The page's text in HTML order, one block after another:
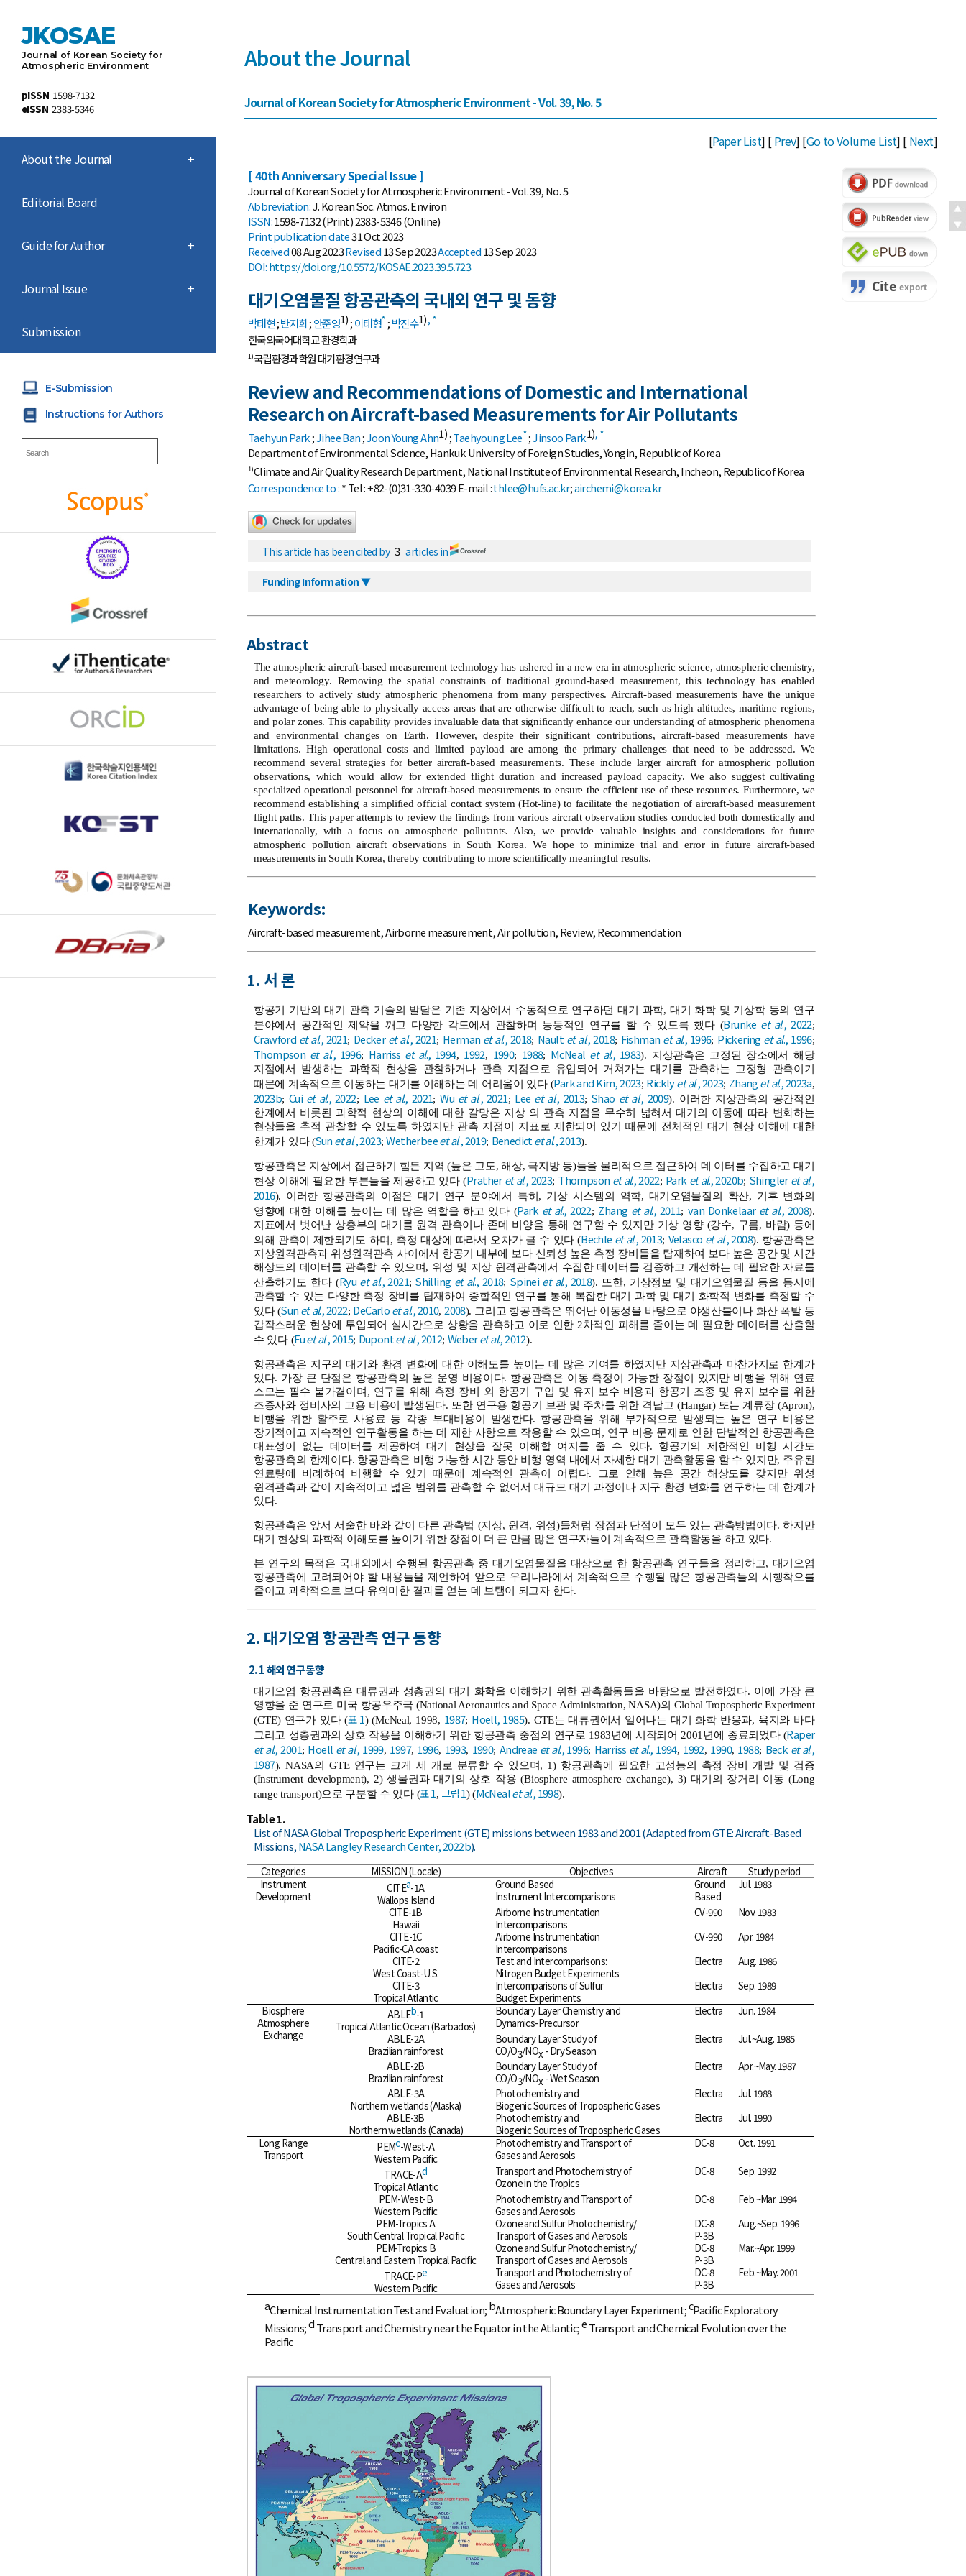
JKOSAE
Journal of Korean Society for
Atmospheric Environment
pISSN 1598-7132
eISSN 2383-5346
About the Journal +
Editorial Board
Guide for Author +
Journal Issue +
Submission
E-Submission
Instructions for Authors
About the Journal
Journal of Korean Society for Atmospheric Environment - Vol. 39, No. 5
[Paper List] [Prev] [Go to Volume List] [Next]
[ 40th Anniversary Special Issue ]
Journal of Korean Society for Atmospheric Environment - Vol. 39, No. 5
Abbreviation:J. Korean Soc. Atmos. Environ
ISSN:1598-7132 (Print) 2383-5346 (Online)
Printpublication date31 Oct 2023
Received08 Aug 2023Revised13 Sep 2023Accepted13 Sep 2023
DOI:https://doi.org/10.5572/KOSAE.2023.39.5.723
대기오염물질 항공관측의 국내외 연구 및 동향
박태현;반지희;안준영1);이태형*;박진수1),*
한국외국어대학교 환경학과
1)국립환경과학원 대기환경연구과
Review and Recommendations of Domestic and International
Research on Aircraft-based Measurements for Air Pollutants
Taehyun Park;Jihee Ban;Joon Young Ahn1);Taehyoung Lee*;Jinsoo Park1),*
Department of Environmental Science, Hankuk University of Foreign Studies, Yongin, Republic of Korea
1)Climate and Air Quality Research Department, National Institute of Environmental Research, Incheon, Republic of Korea
Correspondence to :* Tel : +82-(0)31-330-4039 E-mail :thlee@hufs.ac.kr;airchemi@korea.kr
This article has been cited by 3 articles in
Funding Information ▼
Abstract
The atmospheric aircraft-based measurement technology has ushered in a new era in atmospheric science, atmospheric chemistry,
and meteorology. Removing the spatial constraints of traditional ground-based measurement, this technology has enabled
researchers to actively study atmospheric phenomena from many perspectives. Aircraft-based measurements have the unique
advantage of being able to physically access areas that are otherwise difficult to reach, such as high altitudes, maritime regions,
and polar zones. This capability provides invaluable data that significantly enhance our understanding of atmospheric phenomena
and environmental changes on Earth. However, despite their significant contributions, aircraft-based measurements have
limitations. High operational costs and limited payload are among the primary challenges that need to be addressed. We
recommend several strategies for better aircraft-based measurements. These include larger aircraft for atmospheric pollution
observations, which would allow for extended flight duration and increased payload capacity. We also suggest cultivating
specialized operational personnel for aircraft-based measurements to ensure the efficient use of these resources. Furthermore, we
recommend establishing a simplified official contact system (Hot-line) to facilitate the negotiation of aircraft-based measurement
flight paths. This paper attempts to review the findings from various aircraft observation studies conducted both domestically and
internationally, with a focus on atmospheric pollutants. Also, we provide valuable insights and considerations for future
atmospheric pollution aircraft observations in South Korea. We hope to minimize trial and error in future aircraft-based
measurements in South Korea, thereby contributing to more scientifically meaningful results.
Keywords:
Aircraft-based measurement,Airborne measurement,Air pollution,Review,Recommendation
1. 서 론
항공기 기반의 대기 관측 기술의 발달은 기존 지상에서 수동적으로 연구하던 대기 과학, 대기 화학 및 기상학 등의 연구
분야에서 공간적인 제약을 깨고 다양한 각도에서 관찰하며 능동적인 연구를 할 수 있도록 했다 (Brunke et al., 2022;
Crawford et al., 2021; Deckeret al., 2021; Herman et al., 2018; Nault et al., 2018; Fishman et al., 1996; Pickering et al., 1996;
Thompson et al., 1996; Harriss et al., 1994, 1992, 1990; 1988; McNeal et al., 1983). 지상관측은 고정된 장소에서 해당
지점에서 발생하는 과학적 현상을 관찰하거나 관측 지점으로 유입되어 거쳐가는 대기를 관측하는 고정형 관측이기
때문에 계속적으로 이동하는 대기를 이해하는 데 어려움이 있다 (Park and Kim, 2023; Ricklyet al., 2023; Zhanget al., 2023a,
2023b; Cui et al., 2022; Lee et al., 2021;Wu et al., 2021; Lee et al., 2013;Shao et al., 2009). 이러한 지상관측의 공간적인
한계에서 비롯된 과학적 현상의 이해에 대한 갈망은 지상 의 관측 지점을 무수히 넓혀서 대기의 이동에 따라 변화하는
현상들을 추적 관찰할 수 있도록 하였지만 관측 지점이 지표로 제한되어 있기 때문에 전체적인 대기 현상 이해에 대한
한계가 있다 (Sunet al., 2023;Wetherbeeet al., 2019; Benedictet al., 2013).
항공관측은 지상에서 접근하기 힘든 지역 (높은 고도, 해상, 극지방 등)들을 물리적으로 접근하여 데 이터를 수집하고 대기
현상 이해에 필요한 부분들을 제공하고 있다 (Pratheret al., 2023; Thompson et al., 2022; Park et al., 2020b; Shingleret al.,
2016). 이러한 항공관측의 이점은 대기 연구 분야에서 특히, 기상 시스템의 역학, 대기오염물질의 확산, 기후 변화의
영향에 대한 이해를 높이는 데 많은 역할을 하고 있다 (Park et al., 2022; Zhang et al., 2011; van Donkelaar et al., 2008).
지표에서 벗어난 상층부의 대기를 원격 관측이나 존데 비양을 통해 연구할 수 있지만 기상 영향 (강수, 구름, 바람) 등에
의해 관측이 제한되기도 하며, 측정 대상에 따라서 오차가 클 수 있다 (Bechle et al., 2013; Velasco et al., 2008). 항공관측은
지상원격관측과 위성원격관측 사이에서 항공기 내부에 보다 신뢰성 높은 측정 장비들을 탑재하여 보다 높은 공간 및 시간
해상도의 데이터를 관측할 수 있으며, 위성 및 지상 원격관측에서 수집한 데이터를 검증하고 개선하는 데 필요한 자료를
산출하기도 한다 (Ryu et al., 2021;Shilling et al., 2018; Spineiet al., 2018). 또한, 기상정보 및 대기오염물질 등을 동시에
관측할 수 있는 다양한 측정 장비를 탑재하여 종합적인 연구를 통해 복잡한 대기 과학 및 대기 화학적 변화를 측정할 수
있다 (Sunet al., 2022; DeCarloet al., 2010,2008). 그리고 항공관측은 뛰어난 이동성을 바탕으로 야생산불이나 화산 폭발 등
갑작스러운 현상에 투입되어 실시간으로 상황을 관측하고 이로 인한 2차적인 피해를 줄이는 데 필요한 데이터를 산출할
수 있다 (Fuet al., 2015; Dupontet al., 2012; Weberet al., 2012).
항공관측은 지구의 대기와 환경 변화에 대한 이해도를 높이는 데 많은 기여를 하였지만 지상관측과 마찬가지로 한계가
있다. 가장 큰 단점은 항공관측의 높은 운영 비용이다. 항공관측은 이동 측정이 가능한 장점이 있지만 비행을 위해 연료
소모는 필수 불가결이며, 연구를 위해 측정 장비 외 항공기 구입 및 유지 보수 비용과 항공기 조종 및 유지 보수를 위한
조종사와 정비사의 고용 비용이 발생된다. 또한 연구용 항공기 보관 및 주차를 위한 격납고 (Hangar) 또는 계류장 (Apron),
비행을 위한 활주로 사용료 등 각종 부대비용이 발생한다. 항공관측을 위해 부가적으로 발생되는 높은 연구 비용은
장기적이고 지속적인 연구활동을 하는 데 제한 사항으로 작용할 수 있으며, 연구 비용 문제로 인한 단발적인 항공관측은
대표성이 없는 데이터를 제공하여 대기 현상을 잘못 이해할 여지를 줄 수 있다. 항공기의 제한적인 비행 시간도
항공관측의 한계이다. 항공관측은 비행 가능한 시간 동안 비행 영역 내에서 자세한 대기 관측활동을 할 수 있지만, 주유된
연료량에 비례하여 비행할 수 있기 때문에 계속적인 관측이 어렵다. 그로 인해 높은 공간 해상도를 갖지만 위성
원격관측과 같이 지속적이고 넓은 범위를 관측할 수 없어서 대규모 대기 과정이나 지구 환경 변화를 연구하는 데 한계가
있다.
항공관측은 앞서 서술한 바와 같이 다른 관측법 (지상, 원격, 위성)들처럼 장점과 단점이 모두 있는 관측방법이다. 하지만
대기 현상의 과학적 이해도를 높이기 위한 장점이 더 큰 만큼 많은 연구자들이 계속적으로 관측활동을 하고 있다.
본 연구의 목적은 국내외에서 수행된 항공관측 중 대기오염물질을 대상으로 한 항공관측 연구들을 정리하고, 대기오염
항공관측에 고려되어야 할 내용들을 제언하여 앞으로 우리나라에서 계속적으로 수행될 많은 항공관측들의 시행착오를
줄이고 과학적으로 보다 유의미한 결과를 얻는 데 보탬이 되고자 한다.
2. 대기오염 항공관측 연구 동향
2. 1 해외 연구 동향
대기오염 항공관측은 대류권과 성층권의 대기 화학을 이해하기 위한 관측활동들을 바탕으로 발전하였다. 이에 가장 큰
영향을 준 연구로 미국 항공우주국 (National Aeronautics and Space Administration, NASA)의 Global Tropospheric Experiment
(GTE) 연구가 있다 (표 1) (McNeal, 1998, 1987; Hoell, 1985). GTE는 대류권에서 일어나는 대기 화학 반응과, 육지와 바다
그리고 성층권과의 상호 작용을 이해하기 위한 항공관측 중점의 연구로 1983년에 시작되어 2001년에 종료되었다 (Raper
et al., 2001; Hoell et al., 1999, 1997, 1996, 1993, 1990; Andreae et al., 1996; Harriss et al., 1994, 1992, 1990, 1988; Beck et al.,
1987). NASA의 GTE 연구는 크게 세 개로 분류할 수 있으며, 1) 항공관측에 필요한 고성능의 측정 장비 개발 및 검증
(Instrument development), 2) 생물권과 대기의 상호 작용 (Biosphere atmosphere exchange), 3) 대기의 장거리 이동 (Long
range transport)으로 구분할 수 있다 (표 1, 그림 1) (McNealet al., 1998).
Table 1.
List of NASA Global Tropospheric Experiment (GTE) missions between 1983 and 2001 (Adapted from GTE: Aircraft-Based
Missions,NASA Langley Research Center, 2022b).
Categories MISSION (Locale) Objectives Aircraft
Study period
Instrument
Development
CITEa-1A
Wallops Island
Ground Based
Instrument Intercomparisons
Ground
Based
Jul. 1983
CITE-1B
Hawaii
Airborne Instrumentation
Intercomparisons
CV-990
Nov. 1983
CITE-1C
Pacific-CA coast
Airborne Instrumentation
Intercomparisons
CV-990
Apr. 1984
CITE-2
West Coast-U.S.
Test and Intercomparisons:
Nitrogen Budget Experiments
Electra
Aug. 1986
CITE-3
Tropical Atlantic
Intercomparisons of Sulfur
Budget Experiments
Electra
Sep. 1989
Biosphere
Atmosphere
Exchange
ABLEb-1
Tropical Atlantic Ocean (Barbados)
Boundary Layer Chemistry and
Dynamics-Precursor
Electra Jun. 1984
ABLE-2A
Brazilian rainforest
Boundary Layer Study of
CO/O3/NOx - Dry Season
Electra
Jul.~Aug. 1985
ABLE-2B
Brazilian rainforest
Boundary Layer Study of
CO/O3/NOx - Wet Season
Electra
Apr.~May. 1987
ABLE-3A
Northern wetlands (Alaska)
Photochemistry and
Biogenic Sources of Tropospheric Gases
Electra
Jul. 1988
ABLE-3B
Northern wetlands (Canada)
Photochemistry and
Biogenic Sources of Tropospheric Gases
Electra
Jul. 1990
Long Range
Transport
PEMc-West-A
Western Pacific
Photochemistry and Transport of
Gases and Aerosols
DC-8 Oct. 1991
TRACE-Ad
Tropical Atlantic
Transport and Photochemistry of
Ozone in the Tropics
DC-8 Sep. 1992
PEM-West-B
Western Pacific
Photochemistry and Transport of
Gases and Aerosols
DC-8
Feb.~Mar. 1994
PEM-Tropics A
South Central Tropical Pacific
Ozone and Sulfur Photochemistry/
Transport of Gases and Aerosols
DC-8
P-3B
Aug.~Sep. 1996
PEM-Tropics B
Central and Eastern Tropical Pacific
Ozone and Sulfur Photochemistry/
Transport of Gases and Aerosols
DC-8
P-3B
Mar.~Apr. 1999
TRACE-Pe
Western Pacific
Transport and Photochemistry of
Gases and Aerosols
DC-8
P-3B
Feb.~May. 2001
aChemical Instrumentation Test and Evaluation;bAtmospheric Boundary Layer Experiment;cPacific Exploratory
Missions;dTransport and Chemistry near the Equator in the Atlantic;eTransport and Chemical Evolution over the
Pacific